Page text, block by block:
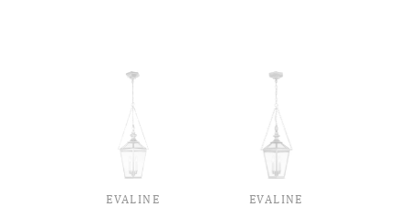
EVALINE EVALINE